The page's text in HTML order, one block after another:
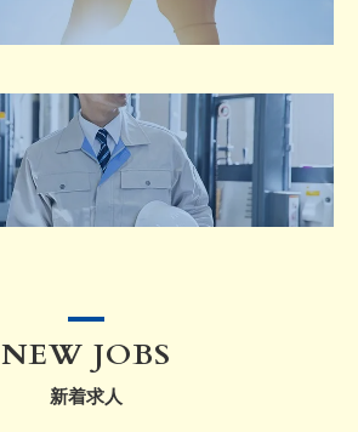
新着求人
NEW JOBS